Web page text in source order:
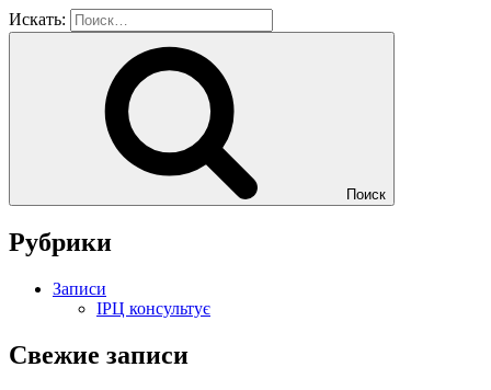
Искать:
Поиск
Рубрики
Записи
ІРЦ консультує
Свежие записи